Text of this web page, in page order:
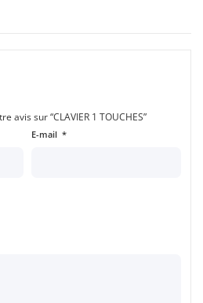
avis sur “CLAVIER 1 TOUCHES”
E-mail *